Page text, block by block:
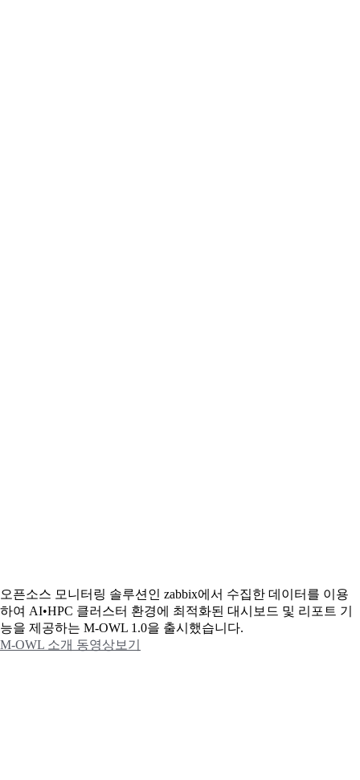
오픈소스 모니터링 솔루션인 zabbix에서 수집한 데이터를 이용
하여 AI•HPC 클러스터 환경에 최적화된 대시보드 및 리포트 기
능을 제공하는 M-OWL 1.0을 출시했습니다.
M-OWL 소개 동영상보기